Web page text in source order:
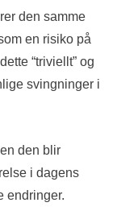
den samme
en risiko på
“triviellt” og
svingninger i
den blir
i dagens
endringer.